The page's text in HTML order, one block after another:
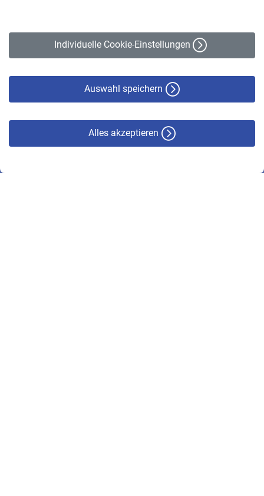
Individuelle Cookie-Einstellungen
Auswahl speichern
Alles akzeptieren
Erklärung zur Barrierefreiheit
© VBL 2026